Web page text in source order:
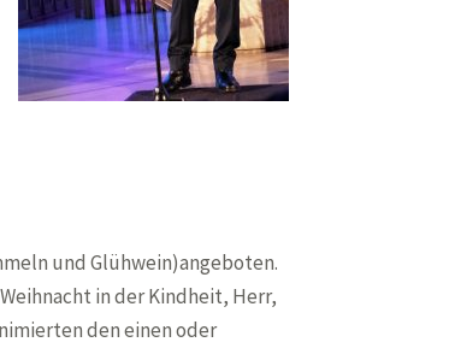
und Glühwein)angeboten.
in der Kindheit, Herr,
den einen oder